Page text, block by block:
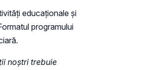
educaționale și
programului
noștri trebuie